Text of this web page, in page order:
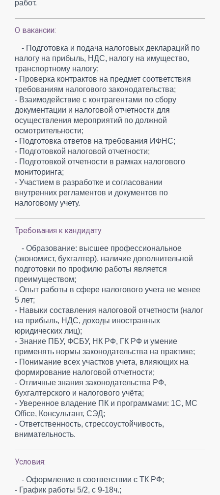
работ.
О вакансии:
- Подготовка и подача налоговых деклараций по
налогу на прибыль, НДС, налогу на имущество,
транспортному налогу;
- Проверка контрактов на предмет соответствия
требованиям налогового законодательства;
- Взаимодействие с контрагентами по сбору
документации и налоговой отчетности для
осуществления мероприятий по должной
осмотрительности;
- Подготовка ответов на требования ИФНС;
- Подготовкой налоговой отчетности;
- Подготовкой отчетности в рамках налогового
мониторинга;
- Участием в разработке и согласовании
внутренних регламентов и документов по
налоговому учету.
Требования к кандидату:
- Образование: высшее профессиональное
(экономист, бухгалтер), наличие дополнительной
подготовки по профилю работы является
преимуществом;
- Опыт работы в сфере налогового учета не менее
5 лет;
- Навыки составления налоговой отчетности (налог
на прибыль, НДС, доходы иностранных
юридических лиц);
- Знание ПБУ, ФСБУ, НК РФ, ГК РФ и умение
применять нормы законодательства на практике;
- Понимание всех участков учета, влияющих на
формирование налоговой отчетности;
- Отличные знания законодательства РФ,
бухгалтерского и налогового учёта;
- Уверенное владение ПК и программами: 1С, MC
Office, Консультант, СЭД;
- Ответственность, стрессоустойчивость,
внимательность.
Условия:
- Оформление в соответствии с ТК РФ;
- График работы 5/2, с 9-18ч.;